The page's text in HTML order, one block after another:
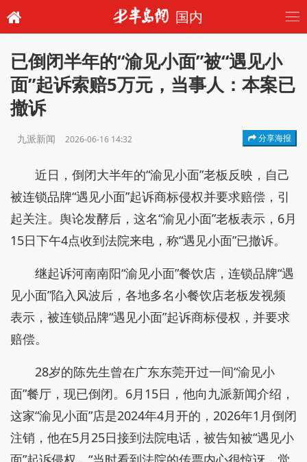
国内
已倒闭半年的“渝见小面”被“遇见小
面”起诉索赔5万元，当事人：本案已
撤诉
九派新闻 2026-06-16 14:32 分享海报
近日，倒闭大半年的“渝见小面”老板反映，自己
被连锁品牌“遇见小面”起诉商标侵权并要求赔偿，引
起关注。舆论发酵后，这名“渝见小面”老板表示，6月
15日下午4点收到法院来电，称“遇见小面”已撤诉。
继起诉河南南阳“渝见小面”餐饮店，连锁品牌“遇
见小面”陷入风波后，各地多名小餐饮店老板发视频
表示，被连锁品牌“遇见小面”起诉商标侵权，并要求
赔偿。
28岁的陈先生曾在广东东莞开过一间“渝见小
面”餐厅，现已倒闭。6月15日，他向九派新闻介绍，
这家“渝见小面”店是2024年4月开的，2026年1月倒闭
注销，他在5月25日接到法院电话，被告知被“遇见小